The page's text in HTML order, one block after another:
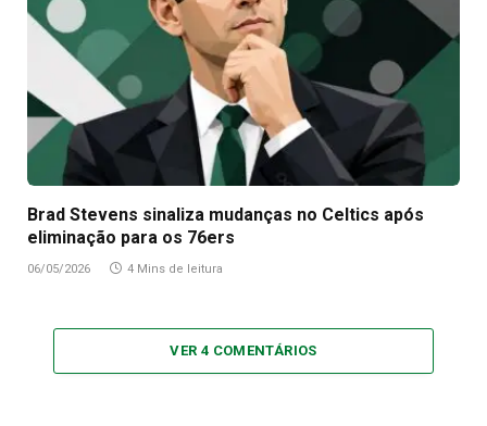
Brad Stevens sinaliza mudanças no Celtics após
eliminação para os 76ers
06/05/2026 4 Mins de leitura
VER 4 COMENTÁRIOS